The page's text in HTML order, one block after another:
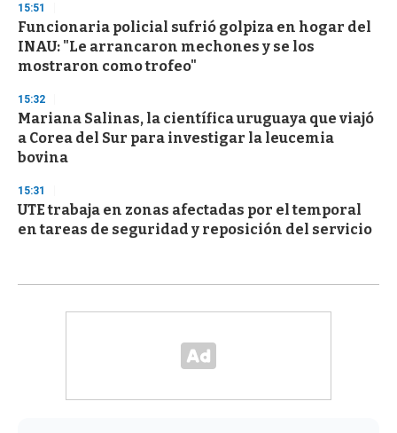
15:51
Funcionaria policial sufrió golpiza en hogar del
INAU: "Le arrancaron mechones y se los
mostraron como trofeo"
15:32
Mariana Salinas, la científica uruguaya que viajó
a Corea del Sur para investigar la leucemia
bovina
15:31
UTE trabaja en zonas afectadas por el temporal
en tareas de seguridad y reposición del servicio